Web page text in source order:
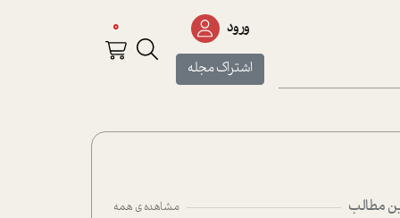
ورود
اشتراک مجله
0
مطالب مشاهده ی همه